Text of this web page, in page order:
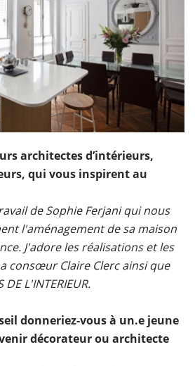
architectes d’intérieurs,
qui vous inspirent au
de Sophie Ferjani qui nous
l'aménagement de sa maison
J'adore les réalisations et les
consœur Claire Clerc ainsi que
L'INTERIEUR.
donneriez-vous à un.e jeune
décorateur ou architecte